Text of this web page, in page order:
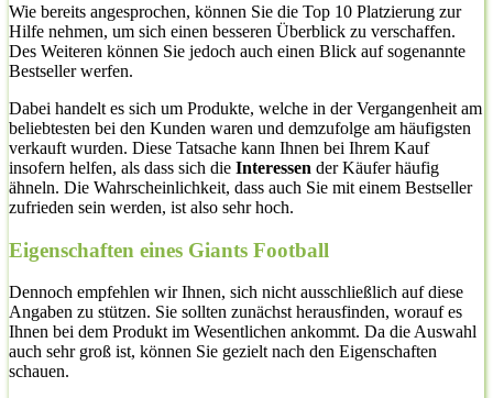
Wie bereits angesprochen, können Sie die Top 10 Platzierung zur
Hilfe nehmen, um sich einen besseren Überblick zu verschaffen.
Des Weiteren können Sie jedoch auch einen Blick auf sogenannte
Bestseller werfen.
Dabei handelt es sich um Produkte, welche in der Vergangenheit am
beliebtesten bei den Kunden waren und demzufolge am häufigsten
verkauft wurden. Diese Tatsache kann Ihnen bei Ihrem Kauf
insofern helfen, als dass sich die Interessen der Käufer häufig
ähneln. Die Wahrscheinlichkeit, dass auch Sie mit einem Bestseller
zufrieden sein werden, ist also sehr hoch.
Eigenschaften eines Giants Football
Dennoch empfehlen wir Ihnen, sich nicht ausschließlich auf diese
Angaben zu stützen. Sie sollten zunächst herausfinden, worauf es
Ihnen bei dem Produkt im Wesentlichen ankommt. Da die Auswahl
auch sehr groß ist, können Sie gezielt nach den Eigenschaften
schauen.